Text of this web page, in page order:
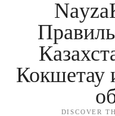
Кокшетау
DISCOVER